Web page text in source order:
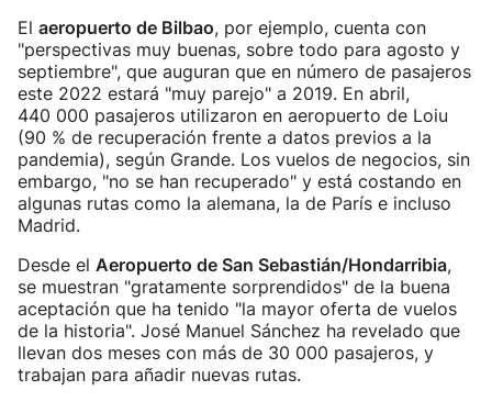
El aeropuerto de Bilbao, por ejemplo, cuenta con
"perspectivas muy buenas, sobre todo para agosto y
septiembre", que auguran que en número de pasajeros
este 2022 estará "muy parejo" a 2019. En abril,
440 000 pasajeros utilizaron en aeropuerto de Loiu
(90 % de recuperación frente a datos previos a la
pandemia), según Grande. Los vuelos de negocios, sin
embargo, "no se han recuperado" y está costando en
algunas rutas como la alemana, la de París e incluso
Madrid.
Desde el Aeropuerto de San Sebastián/Hondarribia,
se muestran "gratamente sorprendidos" de la buena
aceptación que ha tenido "la mayor oferta de vuelos
de la historia". José Manuel Sánchez ha revelado que
llevan dos meses con más de 30 000 pasajeros, y
trabajan para añadir nuevas rutas.